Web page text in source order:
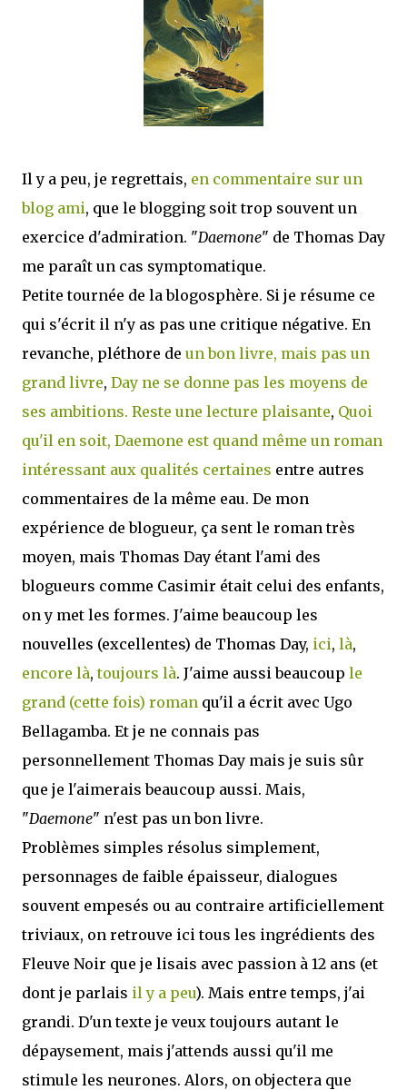
que Thomas connaissait et appréciait Olivier. Marlowe découvre une ville qu’il
ne connaissait pas, habitée par la méfiance, la peur et le rigorisme de la Ligue,
une ville pleine de mystères et de vieilles rancœurs. La Dame d...
Il y a peu, je regrettais, en commentaire sur un
blog ami, que le blogging soit trop souvent un
exercice d'admiration. "Daemone" de Thomas Day
me paraît un cas symptomatique.
Petite tournée de la blogosphère. Si je résume ce
qui s'écrit il n'y as pas une critique négative. En
revanche, pléthore de un bon livre, mais pas un
grand livre, Day ne se donne pas les moyens de
ses ambitions. Reste une lecture plaisante, Quoi
qu'il en soit, Daemone est quand même un roman
intéressant aux qualités certaines entre autres
commentaires de la même eau. De mon
expérience de blogueur, ça sent le roman très
moyen, mais Thomas Day étant l'ami des
blogueurs comme Casimir était celui des enfants,
on y met les formes. J'aime beaucoup les
nouvelles (excellentes) de Thomas Day, ici, là,
encore là,toujours là. J'aime aussi beaucoup le
grand (cette fois) roman qu'il a écrit avec Ugo
Bellagamba. Et je ne connais pas
personnellement Thomas Day mais je suis sûr
que je l'aimerais beaucoup aussi. Mais,
"Daemone" n'est pas un bon livre.
Problèmes simples résolus simplement,
personnages de faible épaisseur, dialogues
souvent empesés ou au contraire artificiellement
triviaux, on retrouve ici tous les ingrédients des
Fleuve Noir que je lisais avec passion à 12 ans (et
dont je parlais il y a peu). Mais entre temps, j'ai
grandi. D'un texte je veux toujours autant le
dépaysement, mais j'attends aussi qu'il me
stimule les neurones. Alors, on objectera que